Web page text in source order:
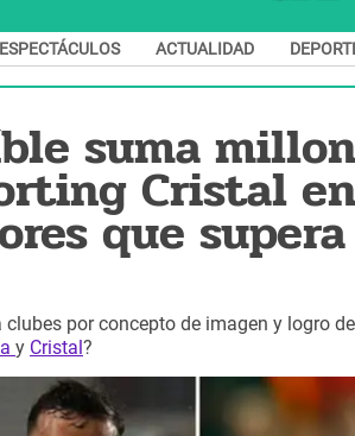
ESPECTÁCULOS ACTUALIDAD
suma
Cristal
que
por concepto de imagen y logro
y Cristal ?